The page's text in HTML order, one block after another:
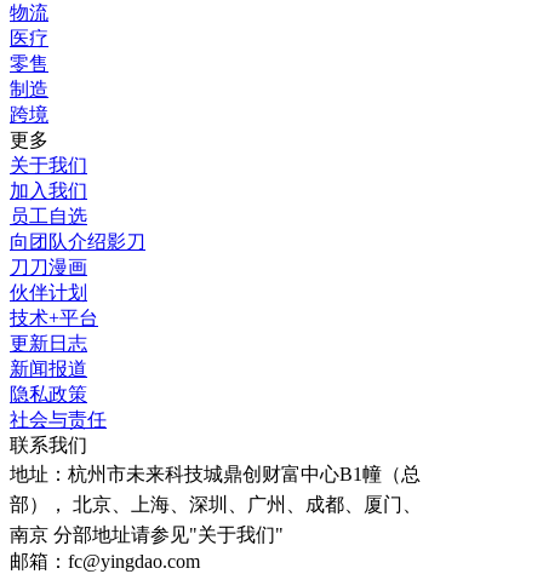
物流
医疗
零售
制造
跨境
更多
关于我们
加入我们
员工自选
向团队介绍影刀
刀刀漫画
伙伴计划
技术+平台
更新日志
新闻报道
隐私政策
社会与责任
联系我们
地址： 杭州市未来科技城鼎创财富中心B1幢（总
部）， 北京、上海、深圳、广州、成都、厦门、
南京 分部地址请参见"关于我们"
邮箱：fc@yingdao.com